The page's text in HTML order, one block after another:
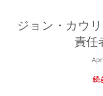
ジョン・カウ
責任
続